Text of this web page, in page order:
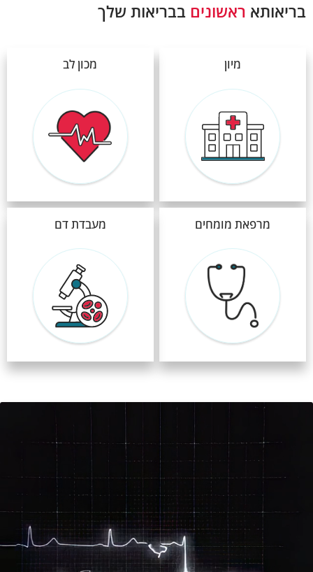
בריאותא ראשונים בבריאות שלך
מיון מכון לב
מרפאת מומחים מעבדת דם